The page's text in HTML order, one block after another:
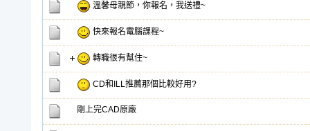
溫馨母親節，你報名，我送禮~
快來報名電腦課程~
轉職很有幫住~
CD和ILL推薦那個比較好用?
剛上完CAD原廠